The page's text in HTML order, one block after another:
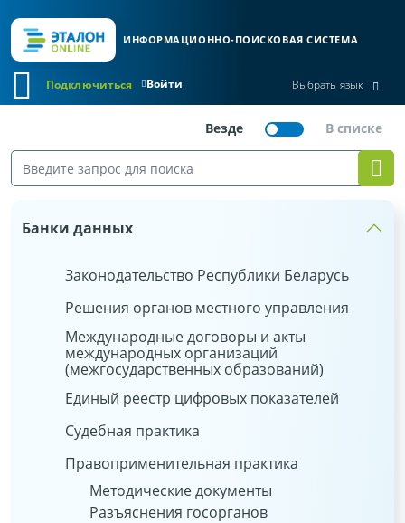
ИНФОРМАЦИОННО-ПОИСКОВАЯ СИСТЕМА
Войти
Подключиться Выбрать язык
Банки данных
Законодательство Республики Беларусь
Решения органов местного управления
Международные договоры и акты
международных организаций
(межгосударственных образований)
Единый реестр цифровых показателей
Судебная практика
Правоприменительная практика
Методические документы
Разъяснения госорганов